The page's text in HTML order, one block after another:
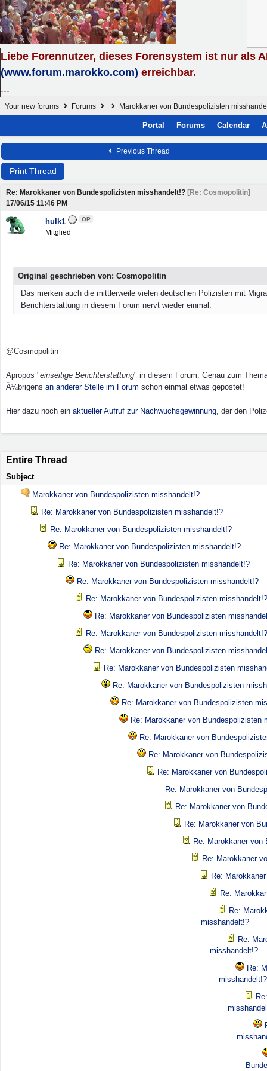
Liebe Forennutzer, dieses Forensystem ist nur als
(www.forum.marokko.com) erreichbar.
...
Your new forums Forums Marokkaner von Bundespolizisten
Portal Forums Calendar
Previous Thread
Print Thread
Re: Marokkaner von Bundespolizisten misshandelt!? [Re: Cosmopolitin]
17/06/15 11:46 PM
hulk1 OP
Mitglied
Original geschrieben von: Cosmopolitin
Das merken auch die mittlerweile vielen deutschen Polizisten mit
Berichterstattung in diesem Forum nervt wieder einmal.
@Cosmopolitin
Apropos "einseitige Berichterstattung" in diesem Forum: Genau zum
Ã¼brigens an anderer Stelle im Forum schon einmal etwas gepostet!
Hier dazu noch ein aktueller Aufruf zur Nachwuchsgewinnung, der den
Entire Thread
Subject
Marokkaner von Bundespolizisten misshandelt!?
Re: Marokkaner von Bundespolizisten misshandelt!?
Re: Marokkaner von Bundespolizisten misshandelt!?
Re: Marokkaner von Bundespolizisten misshandelt!?
Re: Marokkaner von Bundespolizisten misshandelt!?
Re: Marokkaner von Bundespolizisten misshandelt!?
Re: Marokkaner von Bundespolizisten misshandelt!?
Re: Marokkaner von Bundespolizisten
Re: Marokkaner von Bundespolizisten misshandelt!?
Re: Marokkaner von Bundespolizisten
Re: Marokkaner von Bundespolizisten
Re: Marokkaner von Bundespolizisten
Re: Marokkaner von Bundespolizisten
Re: Marokkaner von Bundespolizisten
Re: Marokkaner von
Re: Marokkaner von
Re: Marokkaner von
Re: Marokkaner von
Re: Marokkaner von
Re: Marokkaner von
Re: Marokkaner
Re: Marokkaner
Re:
Re:
Re:
misshandelt!?
Re:
misshandelt!?
Re:
misshandelt!?